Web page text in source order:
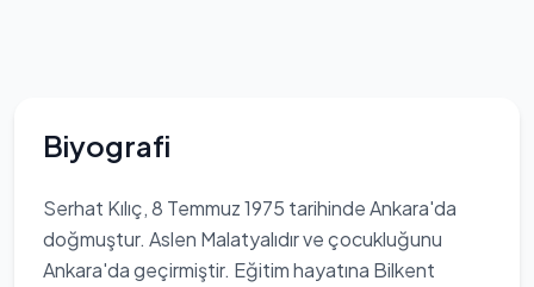
Biyografi
Serhat Kılıç, 8 Temmuz 1975 tarihinde Ankara'da
doğmuştur. Aslen Malatyalıdır ve çocukluğunu
Ankara'da geçirmiştir. Eğitim hayatına Bilkent